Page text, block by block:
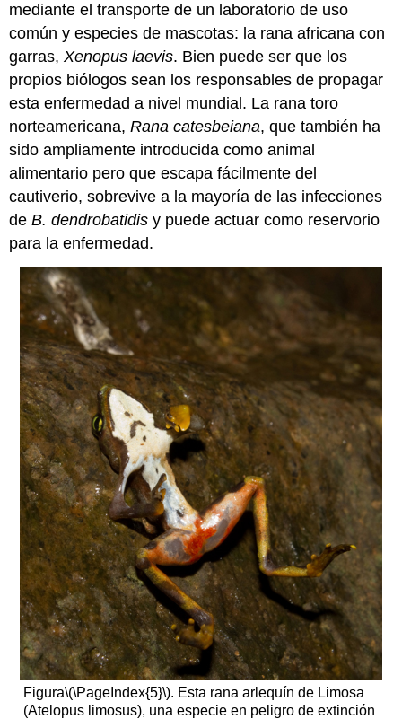
mediante el transporte de un laboratorio de uso
común y especies de mascotas: la rana africana con
garras,Xenopus laevis. Bien puede ser que los
propios biólogos sean los responsables de propagar
esta enfermedad a nivel mundial. La rana toro
norteamericana,Rana catesbeiana, que también ha
sido ampliamente introducida como animal
alimentario pero que escapa fácilmente del
cautiverio, sobrevive a la mayoría de las infecciones
deB. dendrobatidis y puede actuar como reservorio
para la enfermedad.
Figura\(\PageIndex{5}\). Esta rana arlequín de Limosa
(Atelopus limosus), una especie en peligro de extinción